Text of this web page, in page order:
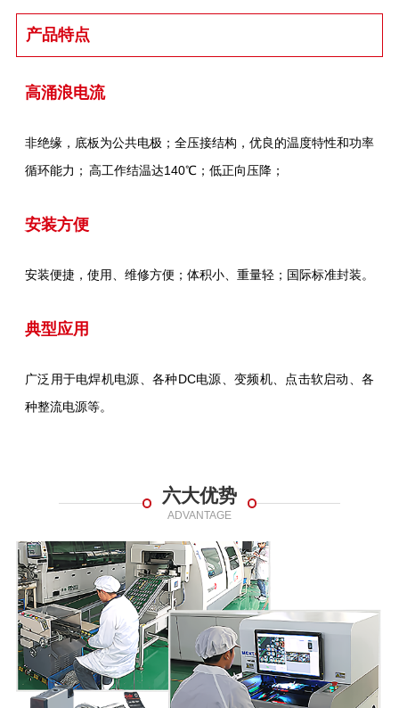
产品特点
高涌浪电流
非绝缘，底板为公共电极；全压接结构，优良的温度特性和功率
循环能力； 高工作结温达140℃；低正向压降；
安装方便
安装便捷，使用、维修方便；体积小、重量轻； 国际标准封装。
典型应用
广泛用于电焊机电源、各种DC电源、变频机、点击软启动、各
种整流电源等。
六大优势
ADVANTAGE